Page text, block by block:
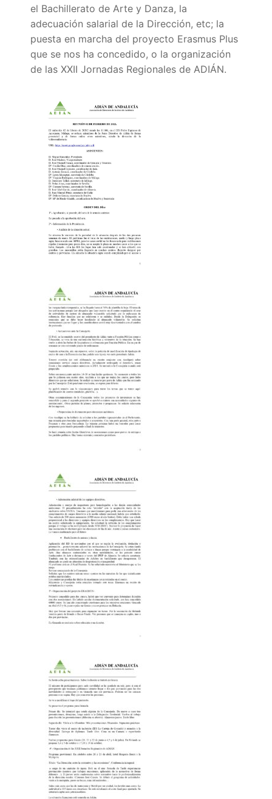
el Bachillerato de Arte y Danza, la
adecuación salarial de la Dirección, etc; la
puesta en marcha del proyecto Erasmus Plus
que se nos ha concedido, o la organización
de las XXII Jornadas Regionales de ADIÁN.